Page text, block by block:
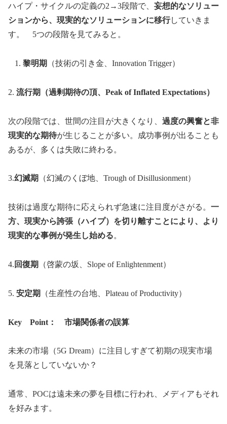
ハイプ・サイクルの定義の2→3段階で、 妄想的なソリュー
ションから、現実的なソリューションに移行していきま
す。 5つの段階を見てみると。
黎明期 （技術の引き金、Innovation Trigger）
2. 流行期 （過剰期待の頂、Peak of Inflated Expectations）
次の段階では、世間の注目が大きくなり、 過度の興奮と非
現実的な期待が生じることが多い。成功事例が出ることも
あるが、多くは失敗に終わる。
3.幻滅期 （幻滅のくぼ地、Trough of Disillusionment）
技術は過度な期待に応えられず急速に注目度がさがる。 一
方、現実から誇張（ハイプ）を切り離すことにより、より
現実的な事例が発生し始める。
4. 回復期 （啓蒙の坂、Slope of Enlightenment）
5. 安定期 （生産性の台地、Plateau of Productivity）
Key Point： 市場関係者の誤算
未来の市場（5G Dream）に注目しすぎて初期の現実市場
を見落としていないか？
通常、POCは遠未来の夢を目標に行われ、メディアもそれ
を好みます。